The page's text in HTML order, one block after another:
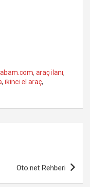
, araç ilanı,
, ikinci el araç,
Oto.net Rehberi